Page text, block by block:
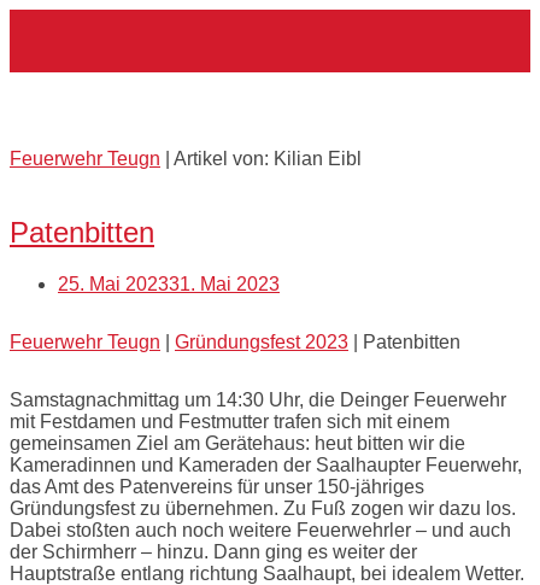
Feuerwehr Teugn
Artikel von: Kilian Eibl
Patenbitten
25. Mai 202331. Mai 2023
Feuerwehr Teugn Gründungsfest 2023 Patenbitten
Samstagnachmittag um 14:30 Uhr, die Deinger Feuerwehr
mit Festdamen und Festmutter trafen sich mit einem
gemeinsamen Ziel am Gerätehaus: heut bitten wir die
Kameradinnen und Kameraden der Saalhaupter Feuerwehr,
das Amt des Patenvereins für unser 150-jähriges
Gründungsfest zu übernehmen. Zu Fuß zogen wir dazu los.
Dabei stoßten auch noch weitere Feuerwehrler – und auch
der Schirmherr – hinzu. Dann ging es weiter der
Hauptstraße entlang richtung Saalhaupt, bei idealem Wetter.